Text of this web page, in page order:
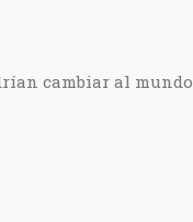
cambiar al